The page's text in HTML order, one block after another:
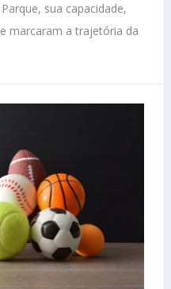
sua capacidade,
marcaram a trajetória da